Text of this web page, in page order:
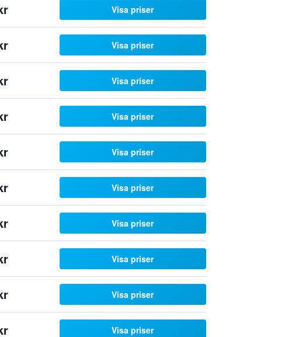
Visa priser
Visa priser
Visa priser
Visa priser
Visa priser
Visa priser
Visa priser
Visa priser
Visa priser
Visa priser